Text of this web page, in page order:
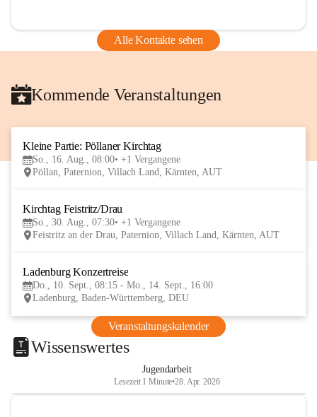
Alle Kontakte sehen
Kommende Veranstaltungen
Kleine Partie: Pöllaner Kirchtag
So., 16. Aug., 08:00 +1 Vergangene
Pöllan, Paternion, Villach Land, Kärnten, AUT
Kirchtag Feistritz/Drau
So., 30. Aug., 07:30 +1 Vergangene
Feistritz an der Drau, Paternion, Villach Land, Kärnten, AUT
Ladenburg Konzertreise
Do., 10. Sept., 08:15 - Mo., 14. Sept., 16:00
Ladenburg, Baden-Württemberg, DEU
Veranstaltungskalender
Wissenswertes
Jugendarbeit
Lesezeit 1 Minute•28. Apr. 2026